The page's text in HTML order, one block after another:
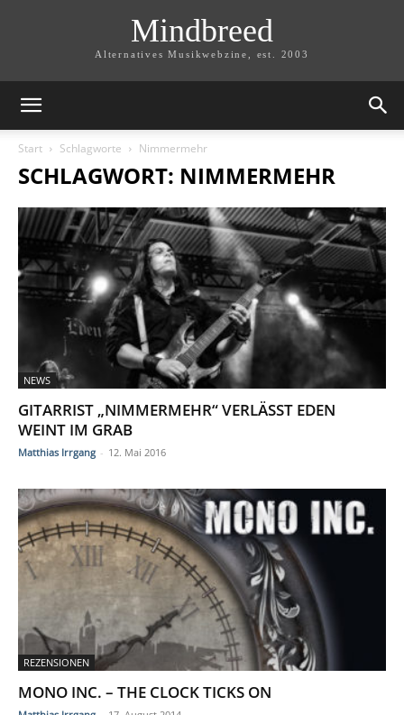
Mindbreed
Alternatives Musikwebzine, est. 2003
Start Schlagworte Nimmermehr
SCHLAGWORT: NIMMERMEHR
NEWS
GITARRIST „NIMMERMEHR“ VERLÄSST EDEN
WEINT IM GRAB
Matthias Irrgang - 12. Mai 2016
REZENSIONEN
MONO INC. – THE CLOCK TICKS ON